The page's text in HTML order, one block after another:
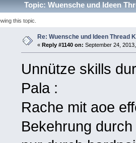
Topic: Wuensche und Ideen
this topic.
Re: Wuensche und Ideen Thread
« Reply #1140 on: September 24,
Unnütze skills
Pala :
Rache mit aoe
Bekehrung